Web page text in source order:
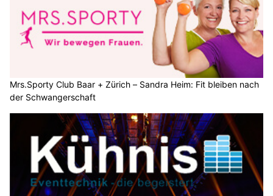
Mrs.Sporty Club Baar + Zürich – Sandra Heim: Fit bleiben nach
der Schwangerschaft